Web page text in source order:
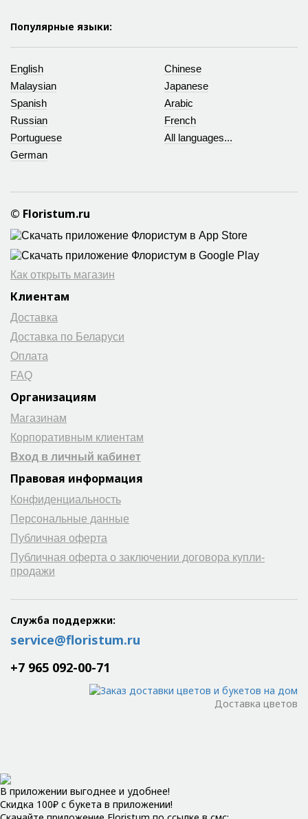
Популярные языки:
English
Malaysian
Chinese
Japanese
Spanish
Russian
Arabic
French
Portuguese
German
All languages...
© Floristum.ru
Как открыть магазин
Клиентам
Доставка
Доставка по Беларуси
Оплата
FAQ
Организациям
Магазинам
Корпоративным клиентам
Вход в личный кабинет
Правовая информация
Конфиденциальность
Персональные данные
Публичная оферта
Публичная оферта о заключении договора купли-
продажи
Служба поддержки:
service@floristum.ru
+7 965 092-00-71
Доставка цветов
В приложении выгоднее и удобнее!
Скидка 100₽ с букета в приложении!